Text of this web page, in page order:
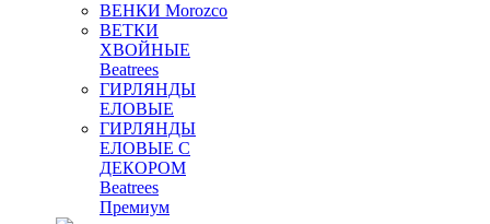
ВЕНКИ Morozco
ВЕТКИ
ХВОЙНЫЕ
Beatrees
ГИРЛЯНДЫ
ЕЛОВЫЕ
ГИРЛЯНДЫ
ЕЛОВЫЕ С
ДЕКОРОМ
Beatrees
Премиум